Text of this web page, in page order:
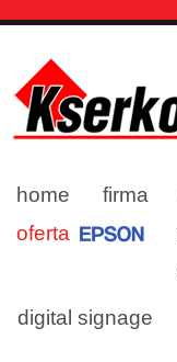
home firma
oferta
digital signage